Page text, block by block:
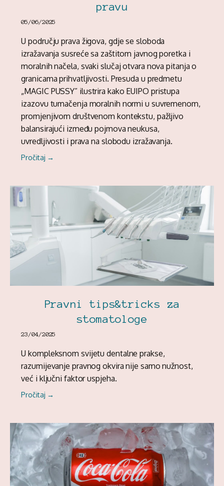
pravu
05/06/2025
U području prava žigova, gdje se sloboda
izražavanja susreće sa zaštitom javnog poretka i
moralnih načela, svaki slučaj otvara nova pitanja o
granicama prihvatljivosti. Presuda u predmetu
„MAGIC PUSSY” ilustrira kako EUIPO pristupa
izazovu tumačenja moralnih normi u suvremenom,
promjenjivom društvenom kontekstu, pažljivo
balansirajući između pojmova neukusa,
uvredljivosti i prava na slobodu izražavanja.
Pročitaj →
Pravni tips&tricks za
stomatologe
23/04/2025
U kompleksnom svijetu dentalne prakse,
razumijevanje pravnog okvira nije samo nužnost,
već i ključni faktor uspjeha.
Pročitaj →